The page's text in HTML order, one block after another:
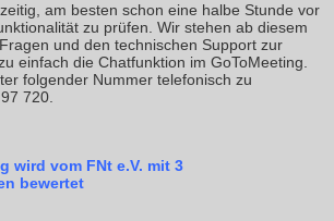
am besten schon eine halbe Stunde vor
zu prüfen. Wir stehen ab diesem
und den technischen Support zur
einfach die Chatfunktion im GoToMeeting.
folgender Nummer telefonisch zu
720.
wird vom FNt e.V. mit 3
bewertet